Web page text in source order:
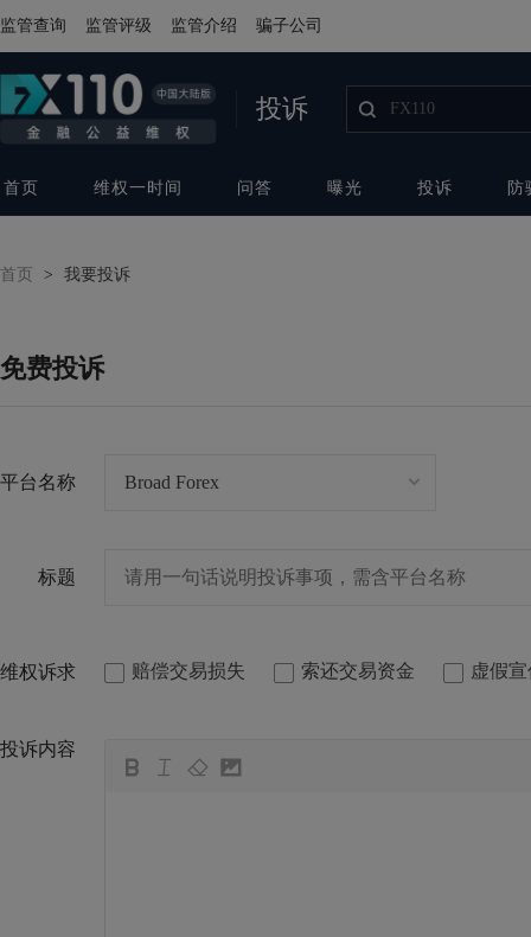
监管查询 监管评级 监管介绍 骗子公司
投诉
首页 维权一时间 问答 曝光 投诉 防
首页 > 我要投诉
免费投诉
平台名称
标题
维权诉求 赔偿交易损失 索还交易资金 虚假
投诉内容
뀁 뀃 뀂 뀄